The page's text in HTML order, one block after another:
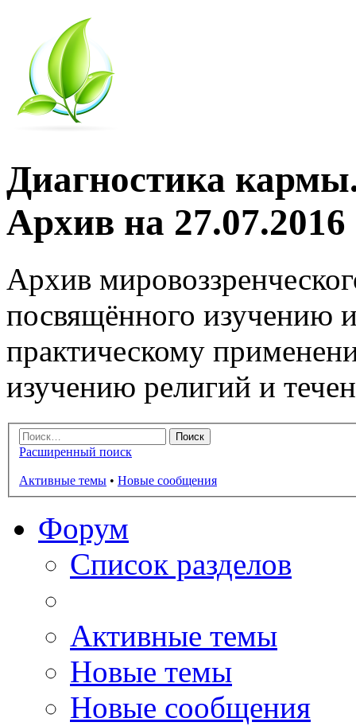
Диагностика
Архив на 27.07.2016
Архив
посвящённого изучению
практическому
изучению религий и
Расширенный поиск
Активные темы • Новые сообщения
Форум
Список разделов
Активные темы
Новые темы
Новые сообщения